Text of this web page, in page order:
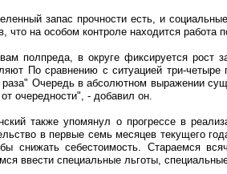
запас прочности есть, и
что на особом контроле находится работа
полпреда, в округе фиксируется рост
По сравнению с ситуацией три-
раза" Очередь в абсолютном выражении
очередности", - добавил он.
также упомянул о прогрессе в
в первые семь месяцев текущего
снижать себестоимость. Стараемся
ввести специальные льготы,